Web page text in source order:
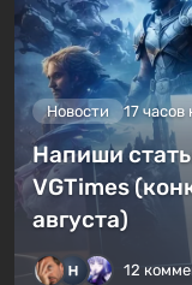
Новости 17 часов
Напиши
VGTimes
августа)
12